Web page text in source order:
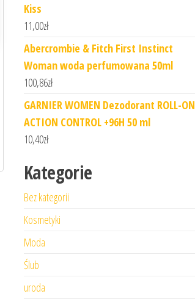
Kiss
11,00zł
Abercrombie & Fitch First Instinct
Woman woda perfumowana 50ml
100,86zł
GARNIER WOMEN Dezodorant ROLL-ON
ACTION CONTROL +96H 50 ml
10,40zł
Kategorie
Bez kategorii
Kosmetyki
Moda
Ślub
uroda